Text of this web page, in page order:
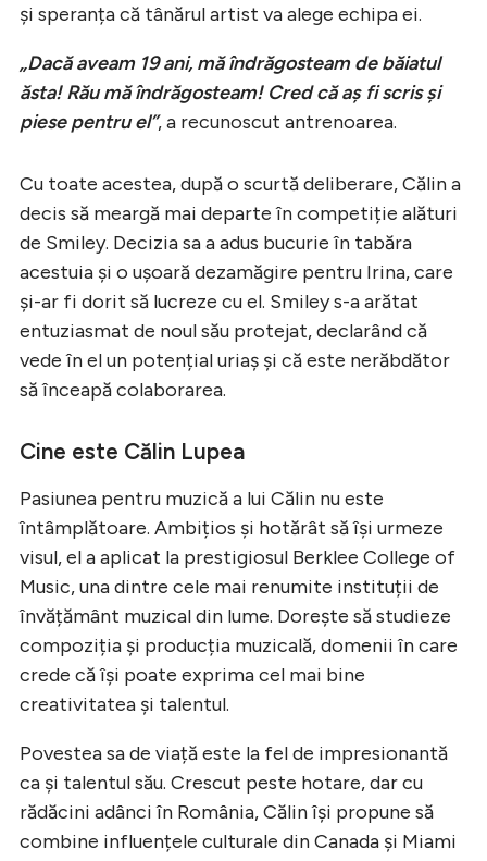
și speranța că tânărul artist va alege echipa ei.
„Dacă aveam 19 ani, mă îndrăgosteam de băiatul
ăsta! Rău mă îndrăgosteam! Cred că aș fi scris și
piese pentru el”, a recunoscut antrenoarea.
Cu toate acestea, după o scurtă deliberare, Călin a
decis să meargă mai departe în competiție alături
de Smiley. Decizia sa a adus bucurie în tabăra
acestuia și o ușoară dezamăgire pentru Irina, care
și-ar fi dorit să lucreze cu el. Smiley s-a arătat
entuziasmat de noul său protejat, declarând că
vede în el un potențial uriaș și că este nerăbdător
să înceapă colaborarea.
Cine este Călin Lupea
Pasiunea pentru muzică a lui Călin nu este
întâmplătoare. Ambițios și hotărât să își urmeze
visul, el a aplicat la prestigiosul Berklee College of
Music, una dintre cele mai renumite instituții de
învățământ muzical din lume. Dorește să studieze
compoziția și producția muzicală, domenii în care
crede că își poate exprima cel mai bine
creativitatea și talentul.
Povestea sa de viață este la fel de impresionantă
ca și talentul său. Crescut peste hotare, dar cu
rădăcini adânci în România, Călin își propune să
combine influențele culturale din Canada și Miami